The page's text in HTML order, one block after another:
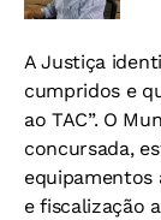
A Justiça
cumpridos e
ao TAC”. O
concursada,
equipamentos
e fiscalização